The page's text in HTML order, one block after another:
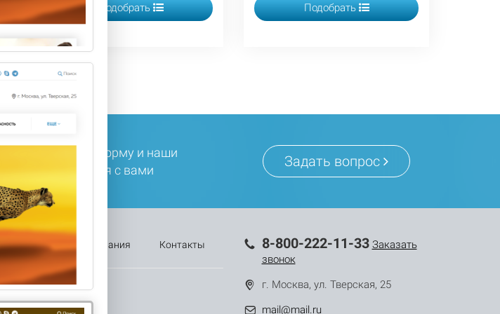
Подобрать Подобрать
заполните форму и наши
время свяжутся с вами
Задать вопрос
Акции Компания Контакты 8-800-222-11-33 Заказать
звонок
г. Москва, ул. Тверская, 25
mail@mail.ru